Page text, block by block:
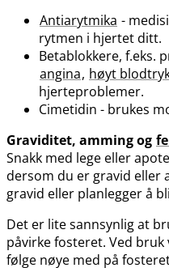
Antiarytmika -
rytmen i hjertet ditt.
Betablokkere, f.eks.
angina, høyt
hjerteproblemer.
Cimetidin - brukes
Graviditet, amming og
Snakk med lege eller
dersom du er gravid
gravid eller planlegger å
Det er lite sannsynlig at
påvirke fosteret. Ved
følge nøye med på